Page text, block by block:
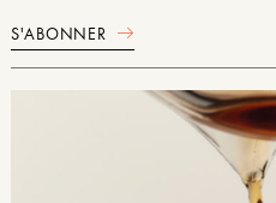
S'ABONNER